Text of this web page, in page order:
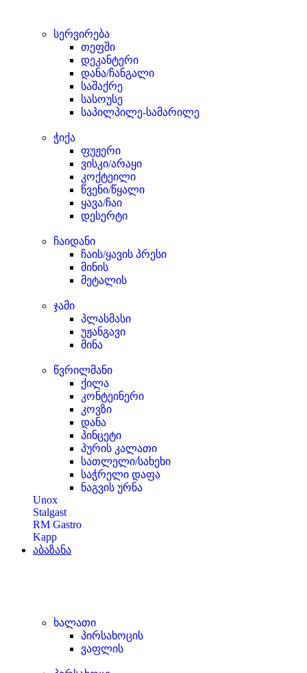
სერვირება
თეფში
დეკანტერი
დანა/ჩანგალი
საშაქრე
სასოუსე
საპილპილე-სამარილე
ჭიქა
ფუჟერი
ვისკი/არაყი
კოქტეილი
წვენი/წყალი
ყავა/ჩაი
დესერტი
ჩაიდანი
ჩაის/ყავის პრესი
მინის
მეტალის
ჯამი
პლასმასი
უჟანგავი
მინა
წვრილმანი
ქილა
კონტეინერი
კოვზი
დანა
პინცეტი
პურის კალათი
სათლელი/სახეხი
საჭრელი დაფა
ნაგვის ურნა
Unox
Stalgast
RM Gastro
Kapp
აბაზანა
ხალათი
პირსახოცის
ვაფლის